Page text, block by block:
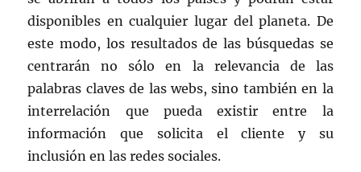
disponibles en cualquier lugar del planeta. De
este modo, los resultados de las búsquedas se
centrarán no sólo en la relevancia de las
palabras claves de las webs, sino también en la
interrelación que pueda existir entre la
información que solicita el cliente y su
inclusión en las redes sociales.